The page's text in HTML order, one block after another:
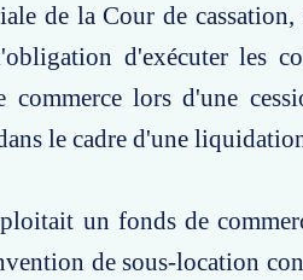
de la Cour de
d'exécuter les
commerce lors d'une
le cadre d'une
un fonds de
de sous-location